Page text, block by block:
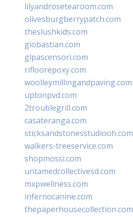
lilyandrosetearoom.com
olivesburgberrypatch.com
theslushkids.com
giobastian.com
glpascensori.com
rifloorepoxy.com
woolleymillingandpaving.com
uptonpvd.com
2troublegrill.com
casateranga.com
sticksandstonesstudiooh.com
walkers-treeservice.com
shopmossi.com
untamedcollectivesd.com
mxpwellness.com
infernocanine.com
thepaperhousecollection.com